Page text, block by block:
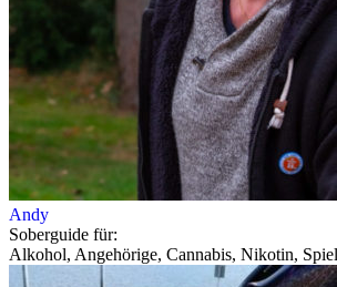
Andy
Soberguide für:
Alkohol, Angehörige, Cannabis, Nikotin,